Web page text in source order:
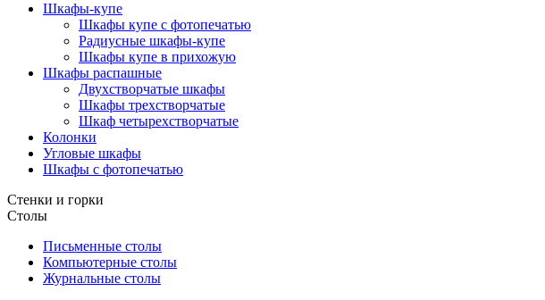
Шкафы-купе
Шкафы купе с фотопечатью
Радиусные шкафы-купе
Шкафы купе в прихожую
Шкафы распашные
Двухстворчатые шкафы
Шкафы трехстворчатые
Шкаф четырехстворчатые
Колонки
Угловые шкафы
Шкафы с фотопечатью
Стенки и горки
Столы
Письменные столы
Компьютерные столы
Журнальные столы